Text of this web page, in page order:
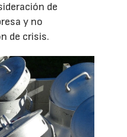
de
y no
de crisis.